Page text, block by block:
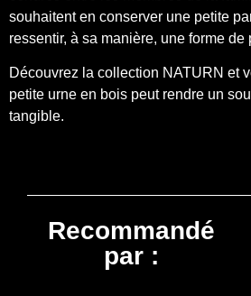
souhaitent en conserver une petite
ressentir, à sa manière, une forme de
Découvrez la collection NATURN et
petite urne en bois peut rendre un
tangible.
Recommandé
par :